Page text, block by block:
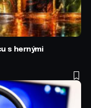
s hernými